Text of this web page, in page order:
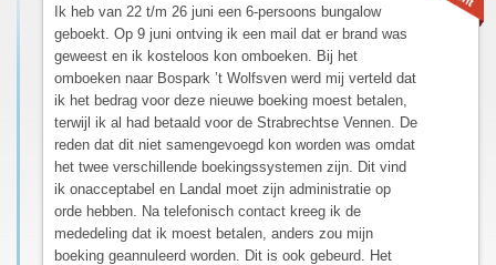
Ik heb van 22 t/m 26 juni een 6-persoons bungalow
geboekt. Op 9 juni ontving ik een mail dat er brand was
geweest en ik kosteloos kon omboeken. Bij het
omboeken naar Bospark ’t Wolfsven werd mij verteld dat
ik het bedrag voor deze nieuwe boeking moest betalen,
terwijl ik al had betaald voor de Strabrechtse Vennen. De
reden dat dit niet samengevoegd kon worden was omdat
het twee verschillende boekingssystemen zijn. Dit vind
ik onacceptabel en Landal moet zijn administratie op
orde hebben. Na telefonisch contact kreeg ik de
mededeling dat ik moest betalen, anders zou mijn
boeking geannuleerd worden. Dit is ook gebeurd. Het